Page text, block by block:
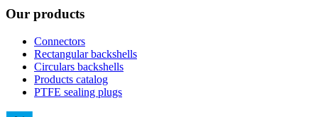
Our products
Connectors
Rectangular backshells
Circulars backshells
Products catalog
PTFE sealing plugs